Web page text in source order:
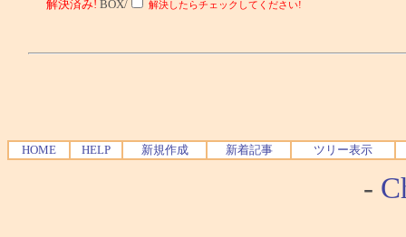
解決済み! BOX/ 解決したらチェックしてください!
HOME HELP 新規作成 新着記事 ツリー表示
-